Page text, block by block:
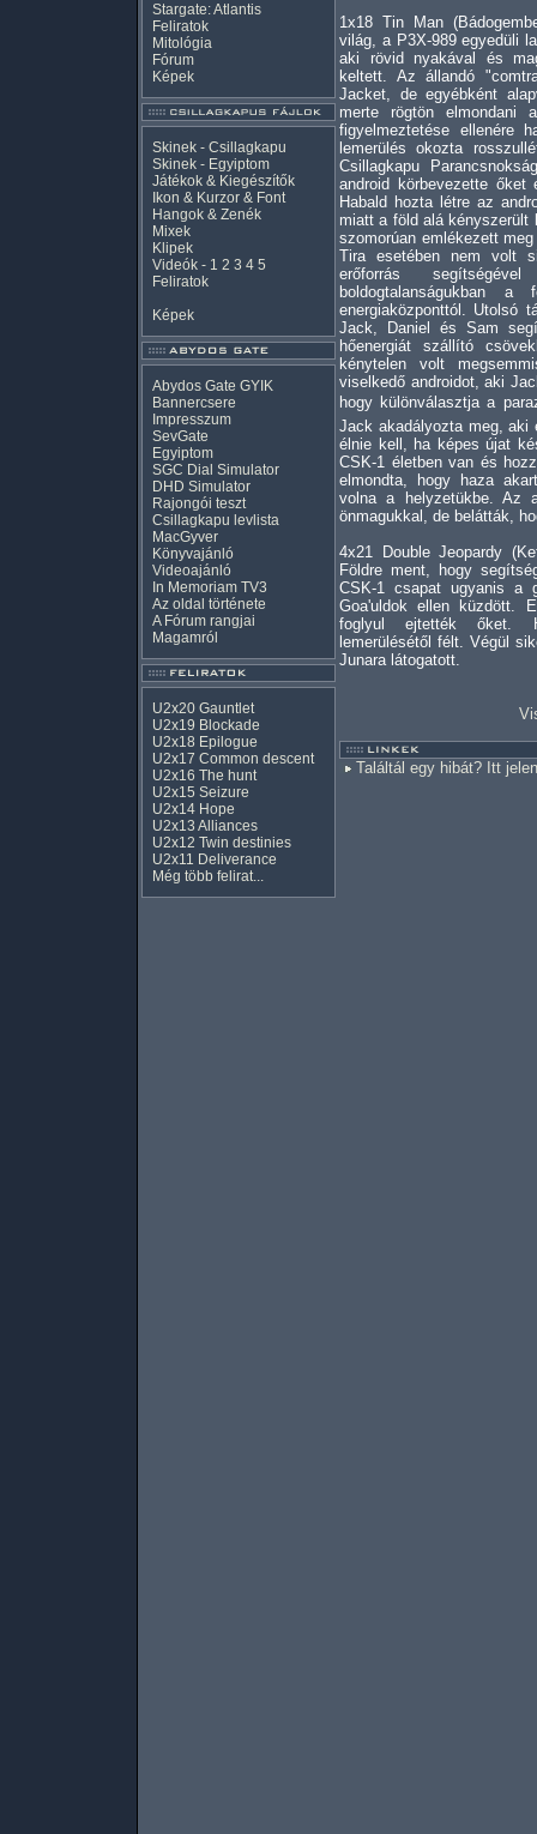
Stargate: Atlantis
Feliratok
Mitológia
Fórum
Képek
Skinek - Csillagkapu
Skinek - Egyiptom
Játékok & Kiegészítők
Ikon & Kurzor & Font
Hangok & Zenék
Mixek
Klipek
Videók - 1 2 3 4 5
Feliratok
Képek
Abydos Gate GYIK
Bannercsere
Impresszum
SevGate
Egyiptom
SGC Dial Simulator
DHD Simulator
Rajongói teszt
Csillagkapu levlista
MacGyver
Könyvajánló
Videoajánló
In Memoriam TV3
Az oldal története
A Fórum rangjai
Magamról
U2x20 Gauntlet
U2x19 Blockade
U2x18 Epilogue
U2x17 Common descent
U2x16 The hunt
U2x15 Seizure
U2x14 Hope
U2x13 Alliances
U2x12 Twin destinies
U2x11 Deliverance
Még több felirat...
1x18 Tin Man
világ, a P3X-989 egyedüli
aki rövid nyakával és
keltett. Az állandó
Jacket, de egyébként
merte rögtön
figyelmeztetése ellenére
lemerülés okozta
Csillagkapu
android körbevezette
Habald hozta létre az
miatt a föld alá kényszerült
szomorúan emlékezett
Tira esetében nem volt
erőforrás
boldogtalanságukban
energiaközponttól. Utolsó
Jack, Daniel és Sam
hőenergiát szállító
kénytelen volt
viselkedő androidot, aki
hogy különválasztja a
Jack akadályozta meg,
élnie kell, ha képes újat
CSK-1 életben van és
elmondta, hogy haza
volna a helyzetükbe. Az
önmagukkal, de belátták,
4x21 Double Jeopardy
Földre ment, hogy
CSK-1 csapat ugyanis a
Goa'uldok ellen küzdött.
foglyul ejtették őket.
lemerülésétől félt. Végül
Junara látogatott.
Találtál egy hibát? Itt